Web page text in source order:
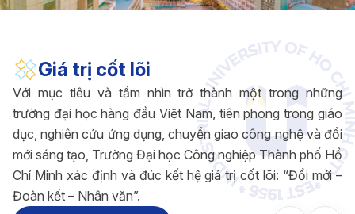
Giá trị cốt lõi
Với mục tiêu và tầm nhìn trở thành một trong những
trường đại học hàng đầu Việt Nam, tiên phong trong giáo
dục, nghiên cứu ứng dụng, chuyển giao công nghệ và đổi
mới sáng tạo, Trường Đại học Công nghiệp Thành phố Hồ
Chí Minh xác định và đúc kết hệ giá trị cốt lõi: “Đổi mới –
Đoàn kết – Nhân văn”.